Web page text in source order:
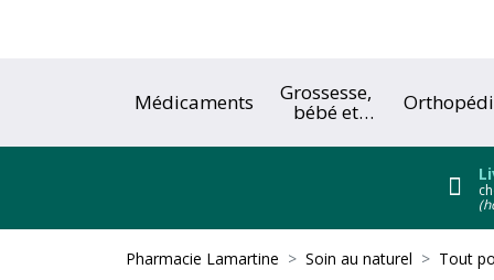
Médicaments Grossesse,
bébé et
Pharmacie Lamartine Soin au naturel Tout